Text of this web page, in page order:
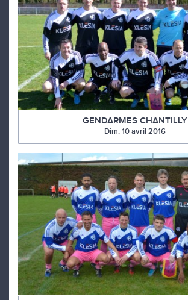
GENDARMES CHANTILLY
Dim. 10 avril 2016